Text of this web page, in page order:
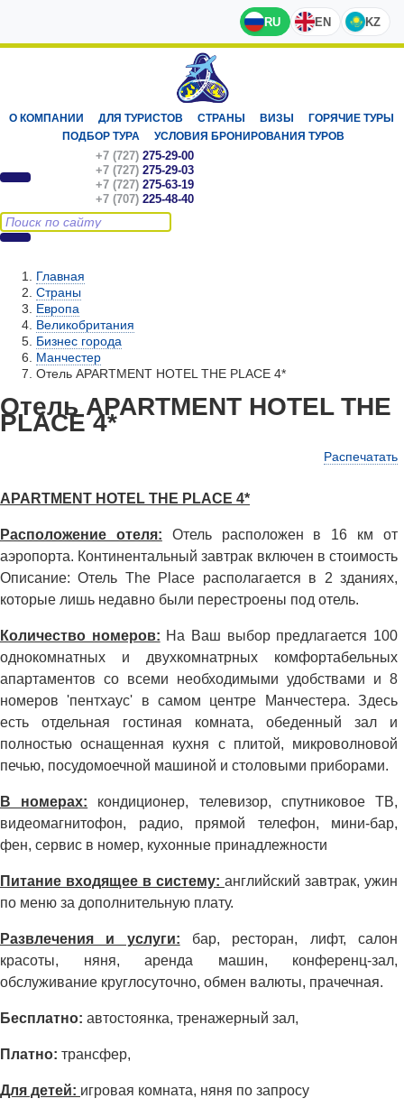
RU EN KZ
О КОМПАНИИ ДЛЯ ТУРИСТОВ СТРАНЫ ВИЗЫ
ГОРЯЧИЕ ТУРЫ
ПОДБОР ТУРА
УСЛОВИЯ БРОНИРОВАНИЯ ТУРОВ
+7 (727) 275-29-00
+7 (727) 275-29-03
+7 (727) 275-63-19
+7 (707) 225-48-40
Главная
Страны
Европа
Великобритания
Бизнес города
Манчестер
Отель APARTMENT HOTEL THE PLACE 4*
Отель APARTMENT HOTEL THE
PLACE 4*
Распечатать
APARTMENT HOTEL THE PLACE 4*
Расположение отеля: Отель расположен в 16 км от
аэропорта. Континентальный завтрак включен в стоимость
Описание: Отель The Place располагается в 2 зданиях,
которые лишь недавно были перестроены под отель.
Количество номеров: На Ваш выбор предлагается 100
однокомнатных и двухкомнатрных комфортабельных
апартаментов со всеми необходимыми удобствами и 8
номеров 'пентхаус' в самом центре Манчестера. Здесь
есть отдельная гостиная комната, обеденный зал и
полностью оснащенная кухня с плитой, микроволновой
печью, посудомоечной машиной и столовыми приборами.
В номерах: кондиционер, телевизор, спутниковое ТВ,
видеомагнитофон, радио, прямой телефон, мини-бар,
фен, сервис в номер, кухонные принадлежности
Питание входящее в систему: английский завтрак, ужин
по меню за дополнительную плату.
Развлечения и услуги: бар, ресторан, лифт, салон
красоты, няня, аренда машин, конференц-зал,
обслуживание круглосуточно, обмен валюты, прачечная.
Бесплатно: автостоянка, тренажерный зал,
Платно: трансфер,
Для детей: игровая комната, няня по запросу